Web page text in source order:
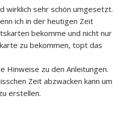
wirklich sehr schön umgesetzt.
ich in der heutigen Zeit
bekomme und nicht nur
zu bekommen, topt das
Hinweise zu den Anleitungen.
Zeit abzwacken kann um
erstellen.